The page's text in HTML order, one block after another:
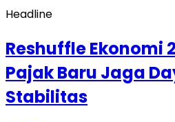
Headline
Reshuffle Ekonomi
Pajak Baru Jaga
Stabilitas